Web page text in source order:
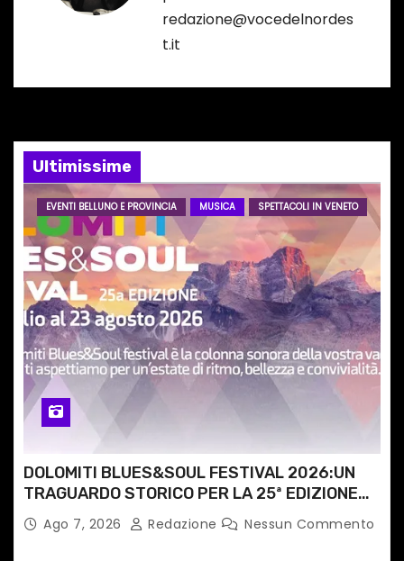
n
a
r
t
i
c
o
l
i
redazione@vocedelnordes
t.it
Ultimissime
EVENTI BELLUNO E PROVINCIA MUSICA SPETTACOLI IN VENETO
DOLOMITI BLUES&SOUL FESTIVAL 2026:UN
TRAGUARDO STORICO PER LA 25ª EDIZIONE
TRA LE CIME PATRIMONIO UNESCO
Ago 7, 2026 Redazione Nessun Commento